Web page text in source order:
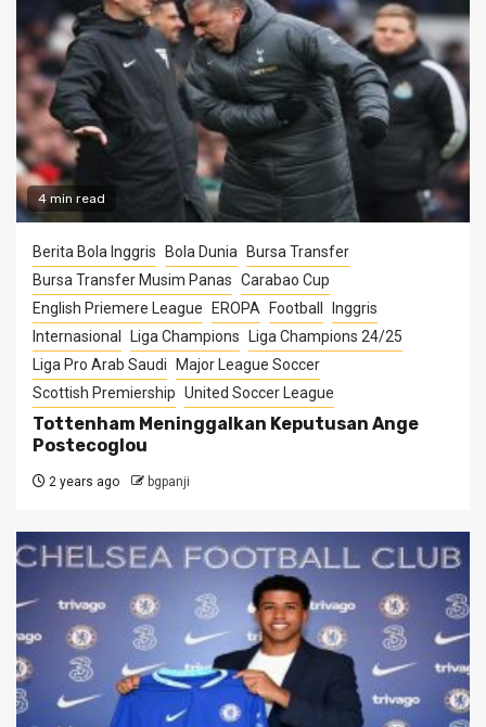
4 min read
Berita Bola Inggris Bola Dunia
Bursa Transfer
Bursa Transfer Musim Panas Carabao Cup
English Priemere League
EROPA Football
Inggris
Internasional
Liga Champions
Liga Champions 24/25
Liga Pro Arab Saudi
Major League Soccer
Scottish Premiership United Soccer League
Tottenham Meninggalkan Keputusan Ange
Postecoglou
2 years ago bgpanji